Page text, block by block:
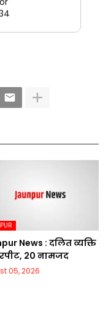
News : दलित व्यक्ति
20 नामजद
05, 2026